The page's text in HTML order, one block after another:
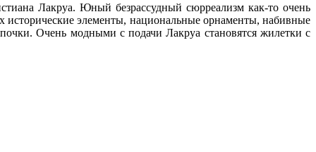
Лакруа. Юный безрассудный сюрреализм как-то очень
исторические элементы, национальные орнаменты, набивные
Очень модными с подачи Лакруа становятся жилетки с